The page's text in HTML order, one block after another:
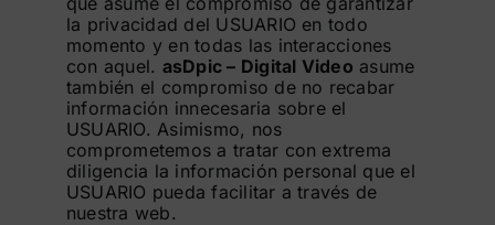
la privacidad del USUARIO en todo
momento y en todas las interacciones
con aquel. asDpic – Digital Video asume
también el compromiso de no recabar
información innecesaria sobre el
USUARIO. Asimismo, nos
comprometemos a tratar con extrema
diligencia la información personal que el
USUARIO pueda facilitar a través de
nuestra web.